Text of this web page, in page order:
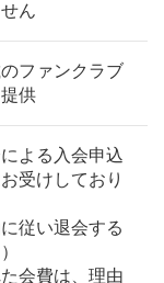
ん
ファンクラブ
供
よる入会申込
受けしており
従い退会する
会費は、理由